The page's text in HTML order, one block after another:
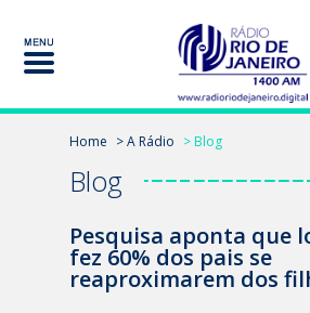
Home > A Rádio > Blog
Blog
Pesquisa aponta que
fez 60% dos pais se
reaproximarem dos